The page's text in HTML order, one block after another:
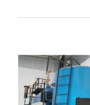
View
Larger
Image